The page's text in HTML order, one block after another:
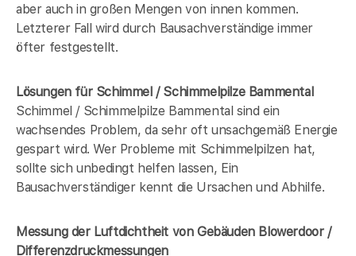
aber auch in großen Mengen von innen kommen.
Letzterer Fall wird durch Bausachverständige immer
öfter festgestellt.
Lösungen für Schimmel / Schimmelpilze Bammental
Schimmel / Schimmelpilze Bammental sind ein
wachsendes Problem, da sehr oft unsachgemäß Energie
gespart wird. Wer Probleme mit Schimmelpilzen hat,
sollte sich unbedingt helfen lassen, Ein
Bausachverständiger kennt die Ursachen und Abhilfe.
Messung der Luftdichtheit von Gebäuden Blowerdoor /
Differenzdruckmessungen